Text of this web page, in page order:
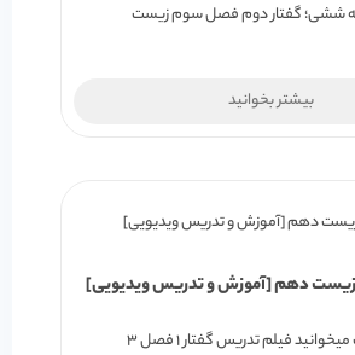
ششی؛ گفتار دوم فصل سوم زیست
بیشتر بخوانید
آنچه در این پست میخوانید فیلم تدریس گفتار 1 فصل 3